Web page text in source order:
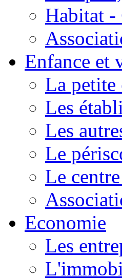
Habitat -
Enfance et
La petite
Les
Les
Le
Le
Economie
Les